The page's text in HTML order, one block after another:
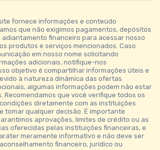
site fornece informações e conteúdo
que não exigimos pagamentos, depósitos
financeiro para acessar nosso
produtos e serviços mencionados. Caso
em nosso nome solicitando
adicionais, notifique-nos
objetivo é compartilhar informações úteis e
à natureza dinâmica das ofertas
algumas informações podem não estar
Recomendamos que você verifique todos os
diretamente com as instituições
tomar qualquer decisão. É importante
aprovações, limites de crédito ou as
oferecidas pelas instituições financeiras, e
meramente informativo e não deve ser
financeiro, jurídico ou